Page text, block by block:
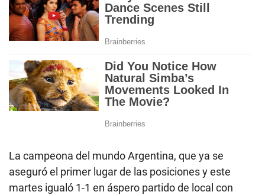
La campeona del mundo Argentina, que ya se
aseguró el primer lugar de las posiciones y este
martes igualó 1-1 en áspero partido de local con